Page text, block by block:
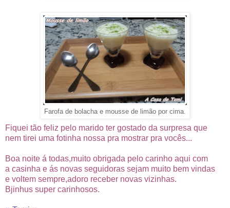
Farofa de bolacha e mousse de limão por cima.
Fiquei tão feliz pelo marido ter gostado da surpresa que
nem tirei uma fotinha nossa pra mostrar pra vocês...
Boa noite á todas,muito obrigada pelo carinho aqui com
a casinha e ás novas seguidoras sejam muito bem vindas
e voltem sempre,adoro receber novas vizinhas.
Bjinhus super carinhosos.